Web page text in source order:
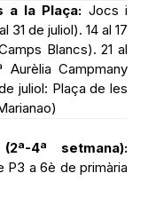
a la Plaça: Jocs i
de juliol). 14 al 17
Blancs). 21 al
Campmany
juliol: Plaça de les
4ª setmana):
P3 a 6è de primària